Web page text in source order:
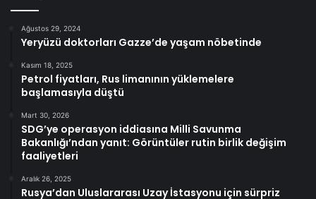
Ağustos 29, 2024
Yeryüzü doktorları Gazze’de yaşam nöbetinde
Kasım 18, 2025
Petrol fiyatları, Rus limanının yüklemelere
başlamasıyla düştü
Mart 30, 2026
SDG’ye operasyon iddiasına Milli Savunma
Bakanlığı’ndan yanıt: Görüntüler rutin birlik değişim
faaliyetleri
Aralık 26, 2025
Rusya’dan Uluslararası Uzay İstasyonu için sürpriz